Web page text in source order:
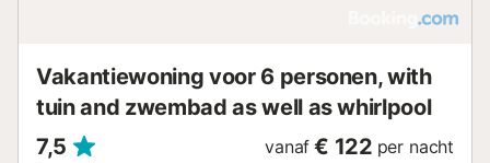
Vakantiewoning voor 6 personen, with
tuin and zwembad as well as whirlpool
7,5
vanaf € 122 per nacht